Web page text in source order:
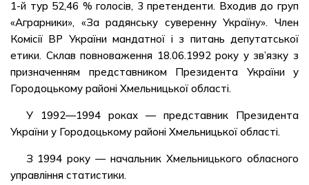
1-й тур 52,46 % голосів, 3 претенденти. Входив до груп
«Аграрники», «За радянську суверенну Україну». Член
Комісії ВР України мандатної і з питань депутатської
етики. Склав повноваження 18.06.1992 року у зв’язку з
призначенням представником Президента України у
Городоцькому районі Хмельницької області.
У 1992—1994 роках — представник Президента
України у Городоцькому районі Хмельницької області.
З 1994 року — начальник Хмельницького обласного
управління статистики.